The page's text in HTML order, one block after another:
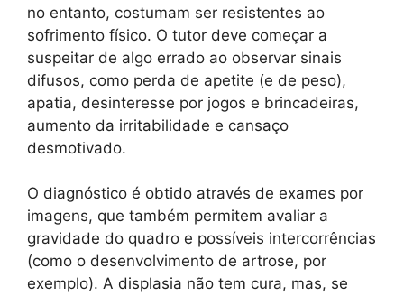
no entanto, costumam ser resistentes ao
sofrimento físico. O tutor deve começar a
suspeitar de algo errado ao observar sinais
difusos, como perda de apetite (e de peso),
apatia, desinteresse por jogos e brincadeiras,
aumento da irritabilidade e cansaço
desmotivado.
O diagnóstico é obtido através de exames por
imagens, que também permitem avaliar a
gravidade do quadro e possíveis intercorrências
(como o desenvolvimento de artrose, por
exemplo). A displasia não tem cura, mas, se